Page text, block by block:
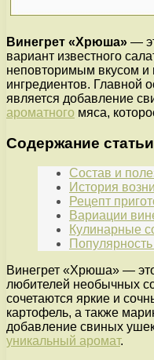
Винегрет «Хрюша» —
вариант известного
неповторимым вкусом
ингредиентов. Главной
является добавление
ароматного мяса,
Содержание
Состав и
История
Рецепт
Вариации
Кулинарные
Винегрет «Хрюша» —
любителей необычных
сочетаются яркие и
картофель, а также
добавление свиных
уникальный аромат.